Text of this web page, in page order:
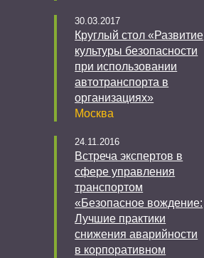
30.03.2017
Круглый стол «Развитие
культуры безопасности
при использовании
автотранспорта в
организациях»
Москва
24.11.2016
Встреча экспертов в
сфере управления
транспортом
«Безопасное вождение:
Лучшие практики
снижения аварийности
в корпоративном